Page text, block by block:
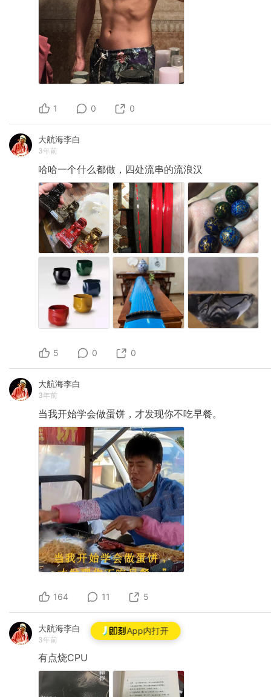
App内打开
1 0 0
大航海李白
3年前
哈哈一个什么都做，四处流串的流浪汉
5 0 0
大航海李白
3年前
当我开始学会做蛋饼，才发现你不吃早餐。
164 11 5
大航海李白
3年前
有点烧CPU